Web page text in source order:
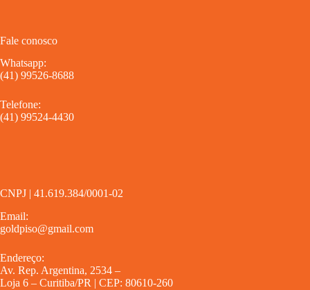
Fale conosco
Whatsapp:
(41) 99526-8688
Telefone:
(41) 99524-4430
CNPJ | 41.619.384/0001-02
Email:
goldpiso@gmail.com
Endereço:
Av. Rep. Argentina, 2534 –
Loja 6 – Curitiba/PR | CEP: 80610-260